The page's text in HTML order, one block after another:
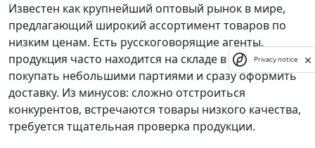
Известен как крупнейший оптовый рынок в мире,
предлагающий широкий ассортимент товаров по
низким ценам. Есть русскоговорящие агенты,
продукция часто находится на складе в Иу, можно
покупать небольшими партиями и сразу оформить
доставку. Из минусов: сложно отстроиться
конкурентов, встречаются товары низкого качества,
требуется тщательная проверка продукции.
Privacy notice